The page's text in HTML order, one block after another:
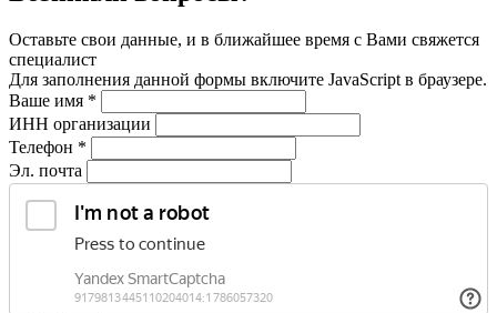
Оставьте свои данные, и в ближайшее время с Вами свяжется
специалист
Для заполнения данной формы включите JavaScript в браузере.
Ваше имя *
ИНН организации
Телефон *
Эл. почта